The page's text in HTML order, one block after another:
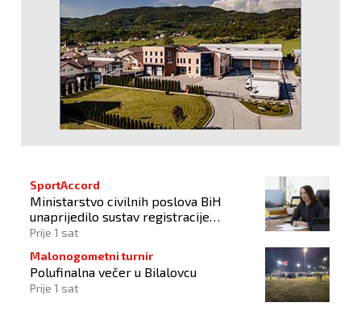
SportAccord
Ministarstvo civilnih poslova BiH
unaprijedilo sustav registracije
sportskih organizacija
Prije 1 sat
Malonogometni turnir
Polufinalna večer u Bilalovcu
Prije 1 sat